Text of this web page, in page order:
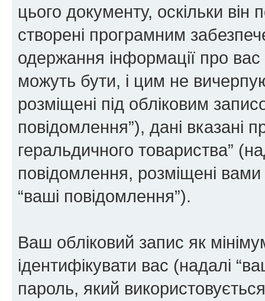
цього документу, оскільки
створені програмним
одержання інформації про
можуть бути, і цим не
розміщені під обліковим
повідомлення”), дані вказані
геральдичного товариства”
повідомлення, розміщені вами
“ваші повідомлення”).
Ваш обліковий запис як
ідентифікувати вас (надалі
пароль, який